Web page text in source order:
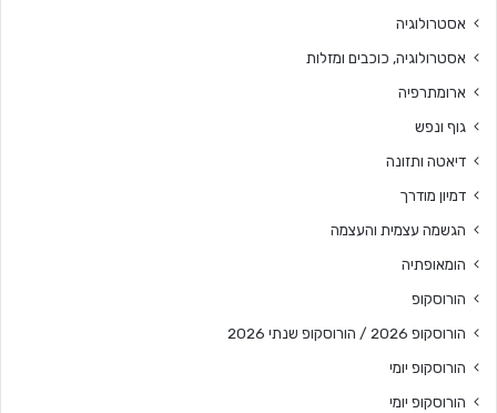
אסטרולוגיה
אסטרולוגיה, כוכבים ומזלות
ארומתרפיה
גוף ונפש
דיאטה ותזונה
דמיון מודרך
הגשמה עצמית והעצמה
הומאופתיה
הורוסקופ
הורוסקופ 2026 / הורוסקופ שנתי 2026
הורוסקופ יומי
הורוסקופ יומי